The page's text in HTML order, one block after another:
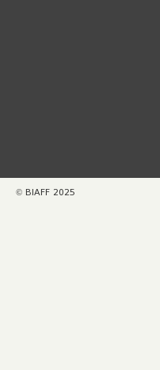
© BIAFF 2025